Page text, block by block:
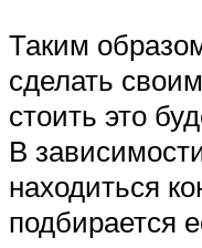
Таким
сделать
стоить это
В
находиться
подбирается